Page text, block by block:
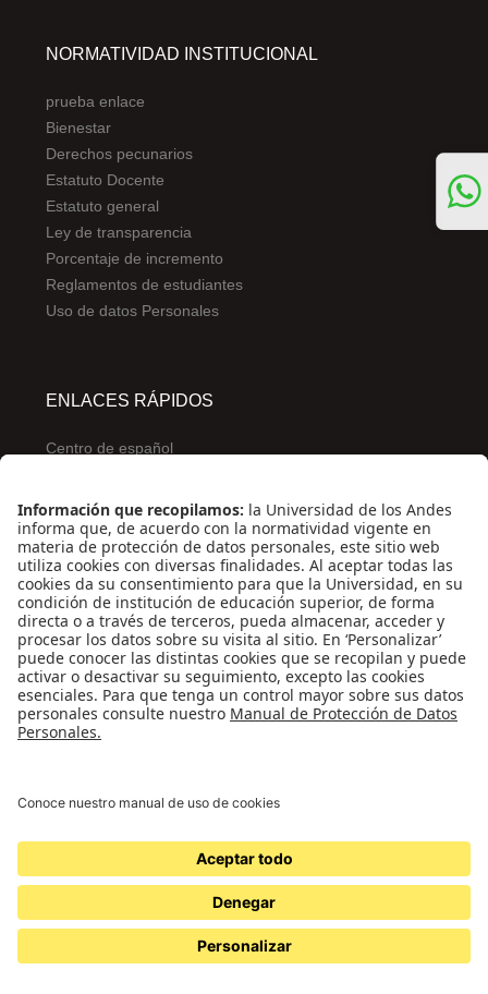
NORMATIVIDAD INSTITUCIONAL
prueba enlace
Bienestar
Derechos pecunarios
Estatuto Docente
Estatuto general
Ley de transparencia
Porcentaje de incremento
Reglamentos de estudiantes
Uso de datos Personales
ENLACES RÁPIDOS
Centro de español
Convivencia y transparencia
Emergencias: Extensión 0000
Eventos destacados
Mapa del Sitio
Multimedia
Noticias
Preguntas frecuentes
Reconocimiento como Universidad: Decreto 1297 del 30 de mayo de 1964.
Reconocimiento personería jurídica: Resolución 28 del 23 de febrero de 1949